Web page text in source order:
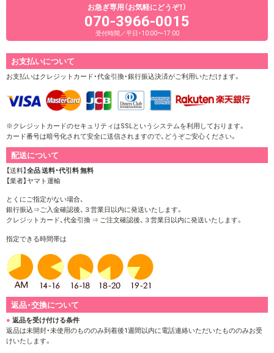
お急ぎ専用（お気軽にどうぞ！）
070-3966-0015
受付時間／平日・10:00〜17:00
お支払いについて
お支払いはクレジットカード・代金引換・銀行振込決済がご利用いただけます。
※クレジットカードのセキュリティはSSLというシステムを利用しております。
カード番号は暗号化されて安全に送信されますので、どうぞご安心ください。
配送について
【送料】全品 送料・代引料 無料
【業者】ヤマト運輸
とくにご指定がない場合、
銀行振込⇒ご入金確認後、３営業日以内に発送いたします。
クレジットカード、代金引換 ⇒ ご注文確認後、３営業日以内に発送いたします。
指定できる時間帯は
返品・交換について
返品を受け付ける条件
返品は未開封・未使用のもののみ到着後1週間以内に電話連絡いただいたもののみお受
けいたします。